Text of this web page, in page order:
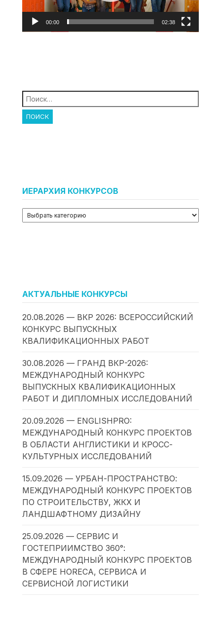
00:00 02:38
Найти:
ИЕРАРХИЯ КОНКУРСОВ
АКТУАЛЬНЫЕ КОНКУРСЫ
20.08.2026 — ВКР 2026: ВСЕРОССИЙСКИЙ
КОНКУРС ВЫПУСКНЫХ
КВАЛИФИКАЦИОННЫХ РАБОТ
30.08.2026 — ГРАНД ВКР-2026:
МЕЖДУНАРОДНЫЙ КОНКУРС
ВЫПУСКНЫХ КВАЛИФИКАЦИОННЫХ
РАБОТ И ДИПЛОМНЫХ ИССЛЕДОВАНИЙ
20.09.2026 — ENGLISHPRO:
МЕЖДУНАРОДНЫЙ КОНКУРС ПРОЕКТОВ
В ОБЛАСТИ АНГЛИСТИКИ И КРОСС-
КУЛЬТУРНЫХ ИССЛЕДОВАНИЙ
15.09.2026 — УРБАН-ПРОСТРАНСТВО:
МЕЖДУНАРОДНЫЙ КОНКУРС ПРОЕКТОВ
ПО СТРОИТЕЛЬСТВУ, ЖКХ И
ЛАНДШАФТНОМУ ДИЗАЙНУ
25.09.2026 — СЕРВИС И
ГОСТЕПРИИМСТВО 360°:
МЕЖДУНАРОДНЫЙ КОНКУРС ПРОЕКТОВ
В СФЕРЕ HORECA, СЕРВИСА И
СЕРВИСНОЙ ЛОГИСТИКИ